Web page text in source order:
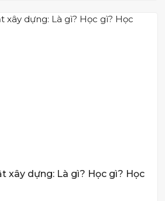
xây dựng: Là gì? Học gì? Học